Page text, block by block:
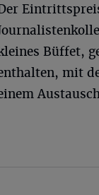
Büffet,
mit